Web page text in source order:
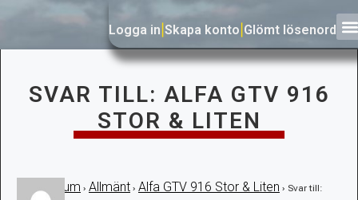
Logga in Skapa konto Glömt lösenord
SVAR TILL: ALFA GTV 916
STOR & LITEN
› Forum › Allmänt › Alfa GTV 916 Stor & Liten › Svar till: